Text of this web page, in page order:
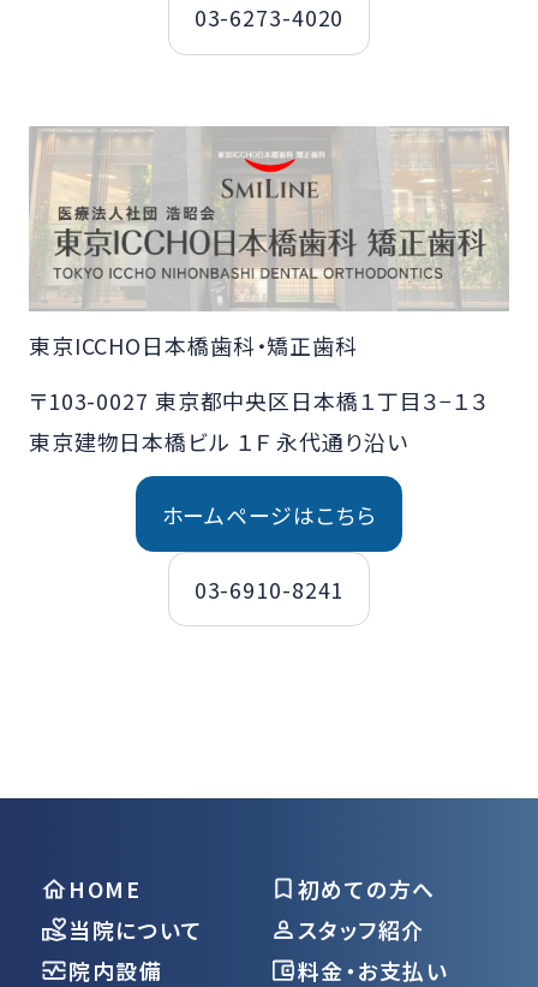
03-6273-4020
東京ICCHO日本橋歯科・矯正歯科
〒103-0027 東京都中央区日本橋１丁目３−１３
東京建物日本橋ビル １Ｆ 永代通り沿い
ホームページはこちら
03-6910-8241
HOME
初めての方へ
当院について
スタッフ紹介
院内設備
料金・お支払い